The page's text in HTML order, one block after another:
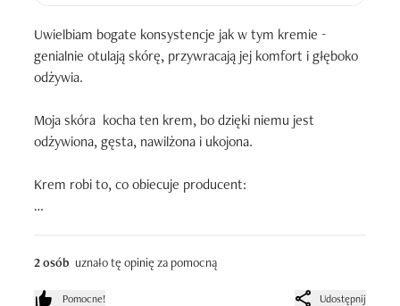
Uwielbiam bogate konsystencje jak w tym kremie -
genialnie otulają skórę, przywracają jej komfort i głęboko
odżywia.
Moja skóra  kocha ten krem, bo dzięki niemu jest
odżywiona, gęsta, nawilżona i ukojona.
Krem robi to, co obiecuje producent:
- ładnie się wchłania
- skóra bardzo ładnie go przyjmuje
2 osób uznało tę opinię za pomocną
Pomocne! Udostępnij